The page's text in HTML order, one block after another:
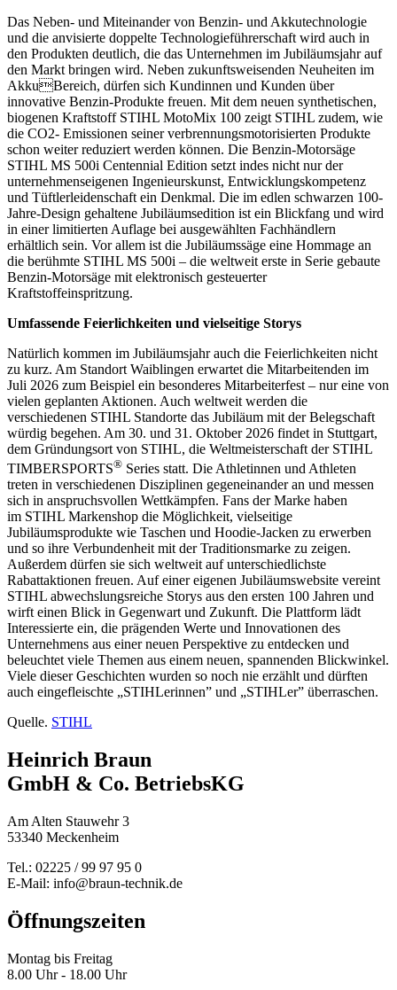
Das Neben- und Miteinander von Benzin- und Akkutechnologie
und die anvisierte doppelte Technologieführerschaft wird auch in
den Produkten deutlich, die das Unternehmen im Jubiläumsjahr auf
den Markt bringen wird. Neben zukunftsweisenden Neuheiten im
AkkuBereich, dürfen sich Kundinnen und Kunden über
innovative Benzin-Produkte freuen. Mit dem neuen synthetischen,
biogenen Kraftstoff STIHL MotoMix 100 zeigt STIHL zudem, wie
die CO2- Emissionen seiner verbrennungsmotorisierten Produkte
schon weiter reduziert werden können. Die Benzin-Motorsäge
STIHL MS 500i Centennial Edition setzt indes nicht nur der
unternehmenseigenen Ingenieurskunst, Entwicklungskompetenz
und Tüftlerleidenschaft ein Denkmal. Die im edlen schwarzen 100-
Jahre-Design gehaltene Jubiläumsedition ist ein Blickfang und wird
in einer limitierten Auflage bei ausgewählten Fachhändlern
erhältlich sein. Vor allem ist die Jubiläumssäge eine Hommage an
die berühmte STIHL MS 500i – die weltweit erste in Serie gebaute
Benzin-Motorsäge mit elektronisch gesteuerter
Kraftstoffeinspritzung.
Umfassende Feierlichkeiten und vielseitige Storys
Natürlich kommen im Jubiläumsjahr auch die Feierlichkeiten nicht
zu kurz. Am Standort Waiblingen erwartet die Mitarbeitenden im
Juli 2026 zum Beispiel ein besonderes Mitarbeiterfest – nur eine von
vielen geplanten Aktionen. Auch weltweit werden die
verschiedenen STIHL Standorte das Jubiläum mit der Belegschaft
würdig begehen. Am 30. und 31. Oktober 2026 findet in Stuttgart,
dem Gründungsort von STIHL, die Weltmeisterschaft der STIHL
TIMBERSPORTS® Series statt. Die Athletinnen und Athleten
treten in verschiedenen Disziplinen gegeneinander an und messen
sich in anspruchsvollen Wettkämpfen. Fans der Marke haben
im STIHL Markenshop die Möglichkeit, vielseitige
Jubiläumsprodukte wie Taschen und Hoodie-Jacken zu erwerben
und so ihre Verbundenheit mit der Traditionsmarke zu zeigen.
Außerdem dürfen sie sich weltweit auf unterschiedlichste
Rabattaktionen freuen. Auf einer eigenen Jubiläumswebsite vereint
STIHL abwechslungsreiche Storys aus den ersten 100 Jahren und
wirft einen Blick in Gegenwart und Zukunft. Die Plattform lädt
Interessierte ein, die prägenden Werte und Innovationen des
Unternehmens aus einer neuen Perspektive zu entdecken und
beleuchtet viele Themen aus einem neuen, spannenden Blickwinkel.
Viele dieser Geschichten wurden so noch nie erzählt und dürften
auch eingefleischte „STIHLerinnen” und „STIHLer” überraschen.
Quelle. STIHL
Heinrich Braun
GmbH & Co. BetriebsKG
Am Alten Stauwehr 3
53340 Meckenheim
Tel.: 02225 / 99 97 95 0
E-Mail: info@braun-technik.de
Öffnungszeiten
Montag bis Freitag
8.00 Uhr - 18.00 Uhr